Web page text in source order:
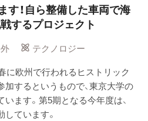
す！自ら整備した車両で海
するプロジェクト
テクノロジー
に欧州で行われるヒストリック
するというもので、東京大学の
ます。第5期となる今年度は、
ています。